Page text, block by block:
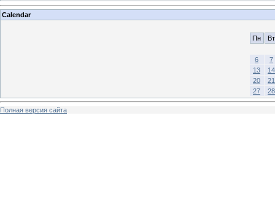
Calendar
Пн Вт
6
7
13
14
20
21
27
28
Полная версия сайта